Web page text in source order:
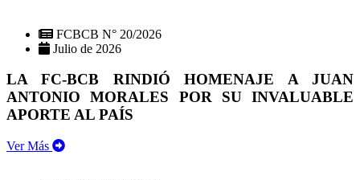
FCBCB N° 20/2026
Julio de 2026
LA FC-BCB RINDIÓ HOMENAJE A JUAN
ANTONIO MORALES POR SU INVALUABLE
APORTE AL PAÍS
Ver Más